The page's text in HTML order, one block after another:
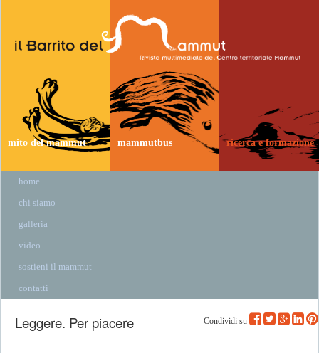
mito del mammut mammutbus ricerca e formazione
home
chi siamo
galleria
video
sostieni il mammut
contatti
Condividi su
Leggere. Per piacere